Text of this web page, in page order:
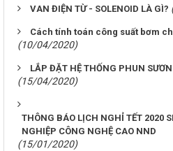
VAN ĐIỆN TỪ - SOLENOID LÀ GÌ?
Cách tính toán công suất bơm
(10/04/2020)
LẮP ĐẶT HỆ THỐNG PHUN
(15/04/2020)
THÔNG BÁO LỊCH NGHỈ TẾT 2020
NGHIỆP CÔNG NGHỆ CAO NND
(15/01/2020)